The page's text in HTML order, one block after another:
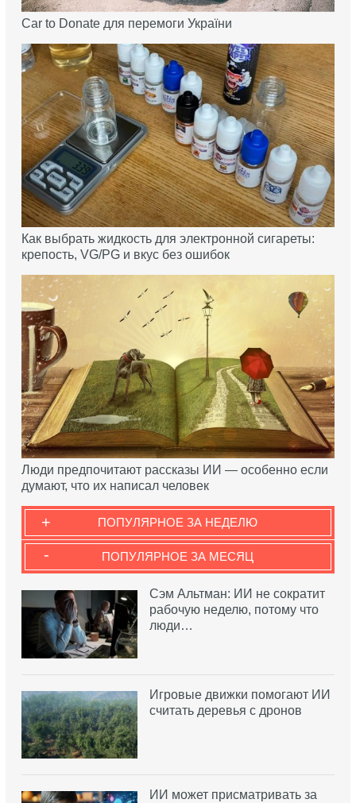
Car to Donate для перемоги України
Как выбрать жидкость для электронной сигареты:
крепость, VG/PG и вкус без ошибок
Люди предпочитают рассказы ИИ — особенно если
думают, что их написал человек
ПОПУЛЯРНОЕ ЗА НЕДЕЛЮ
+
ПОПУЛЯРНОЕ ЗА МЕСЯЦ
-
Сэм Альтман: ИИ не сократит
рабочую неделю, потому что
люди…
Игровые движки помогают ИИ
считать деревья с дронов
ИИ может присматривать за